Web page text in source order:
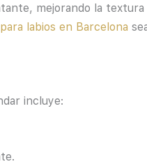
mejorando la
labios en Barcelona
incluye: